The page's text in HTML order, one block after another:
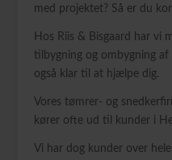
med projektet? Så er du
Hos Riis & Bisgaard har vi
tilbygning og ombygning
også klar til at hjælpe dig.
Vores tømrer- og
kører ofte ud til kunder i
Vi har dog kunder over